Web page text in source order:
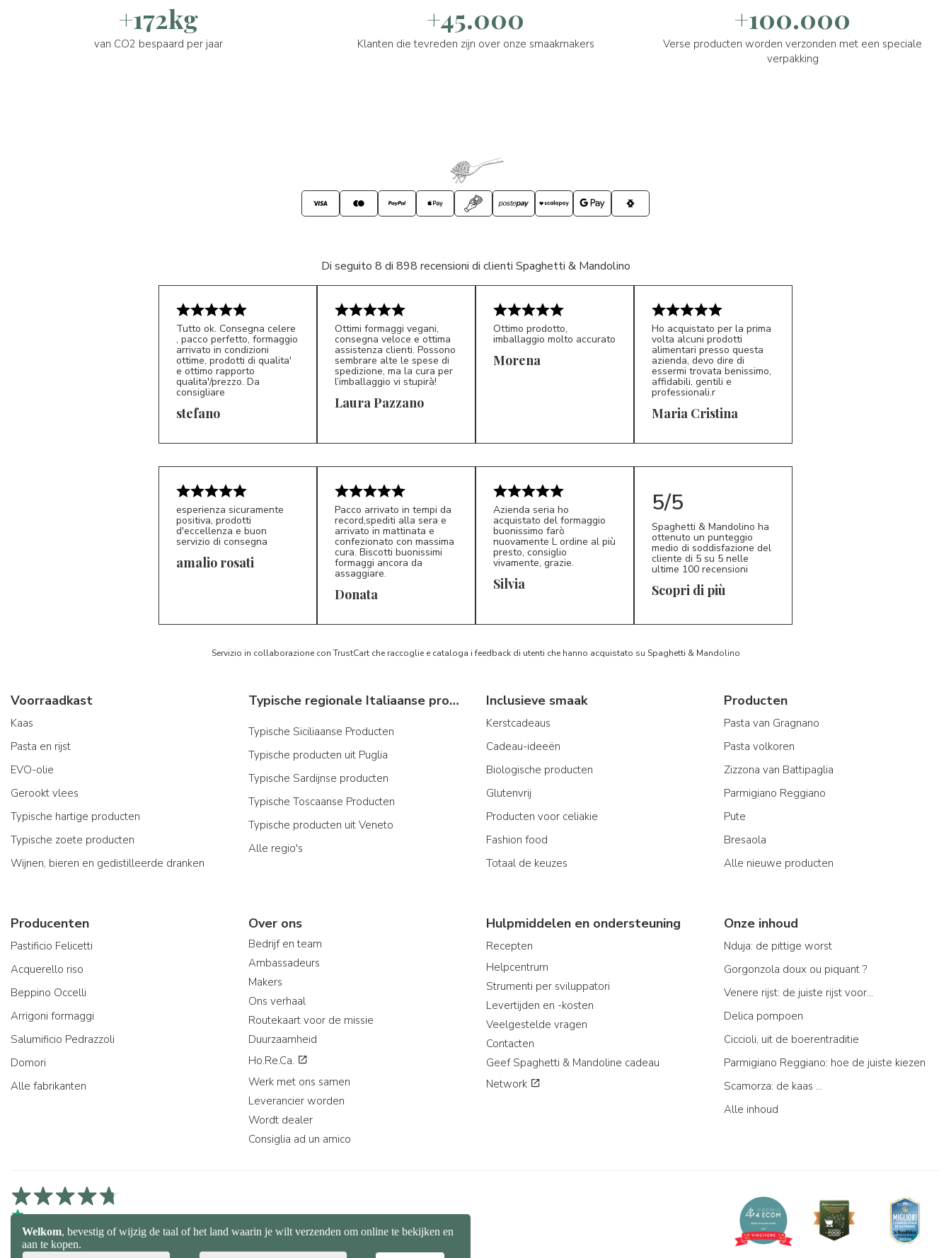
+172kg
van CO2 bespaard per jaar
+45.000
Klanten die tevreden zijn over onze smaakmakers
+100.000
Verse producten worden verzonden met een speciale
verpakking
Di seguito 8 di 898 recensioni di clienti Spaghetti & Mandolino
S*
Tutto ok. Consegna celere
, pacco perfetto, formaggio
arrivato in condizioni
ottime, prodotti di qualita'
e ottimo rapporto
qualita'/prezzo. Da
consigliare
stefano LP 5/5
Ottimi formaggi vegani,
consegna veloce e ottima
assistenza clienti. Possono
sembrare alte le spese di
spedizione, ma la cura per
l’imballaggio vi stupirà!
Laura Pazzano
Ottimo prodotto,
imballaggio molto accurato
Morena
MC 5/5
Ho acquistato per la prima
volta alcuni prodotti
alimentari presso questa
azienda, devo dire di
essermi trovata benissimo,
affidabili, gentili e
professionali.r
Maria Cristina
esperienza sicuramente
positiva, prodotti
d'eccellenza e buon
servizio di consegna
amalio rosati
D*
Pacco arrivato in tempi da
record,spediti alla sera e
arrivato in mattinata e
confezionato con massima
cura. Biscotti buonissimi
formaggi ancora da
assaggiare.
Donata S*
Azienda seria ho
acquistato del formaggio
buonissimo farò
nuovamente L ordine al più
presto, consiglio
vivamente, grazie.
Silvia
5/5
Spaghetti & Mandolino ha
ottenuto un punteggio
medio di soddisfazione del
cliente di 5 su 5 nelle
ultime 100 recensioni
Scopri di più
Servizio in collaborazione con TrustCart che raccoglie e cataloga i feedback di utenti che hanno acquistato su Spaghetti & Mandolino
Voorraadkast
Kaas
Pasta en rijst
EVO-olie
Gerookt vlees
Typische hartige producten
Typische zoete producten
Wijnen, bieren en gedistilleerde dranken
Typische regionale Italiaanse producten
Typische Siciliaanse Producten
Typische producten uit Puglia
Typische Sardijnse producten
Typische Toscaanse Producten
Typische producten uit Veneto
Alle regio's
Inclusieve smaak
Kerstcadeaus
Cadeau-ideeën
Biologische producten
Glutenvrij
Producten voor celiakie
Fashion food
Totaal de keuzes
Producten
Pasta van Gragnano
Pasta volkoren
Zizzona van Battipaglia
Parmigiano Reggiano
Pute
Bresaola
Alle nieuwe producten
Producenten
Pastificio Felicetti
Acquerello riso
Beppino Occelli
Arrigoni formaggi
Salumificio Pedrazzoli
Domori
Alle fabrikanten
Over ons
Bedrijf en team
Ambassadeurs
Makers
Ons verhaal
Routekaart voor de missie
Duurzaamheid
Ho.Re.Ca.
Werk met ons samen
Leverancier worden
Wordt dealer
Consiglia ad un amico
Hulpmiddelen en ondersteuning
Recepten
Helpcentrum
Strumenti per sviluppatori
Levertijden en -kosten
Veelgestelde vragen
Contacten
Geef Spaghetti & Mandoline cadeau
Network
Onze inhoud
Nduja: de pittige worst
Gorgonzola doux ou piquant ?
Venere rijst: de juiste rijst voor...
Delica pompoen
Ciccioli, uit de boerentraditie
Parmigiano Reggiano: hoe de juiste kiezen
Scamorza: de kaas ...
Alle inhoud
4,7/5 op Trustpilot
4,9/5 op Trustcart
4,7/5 op Google